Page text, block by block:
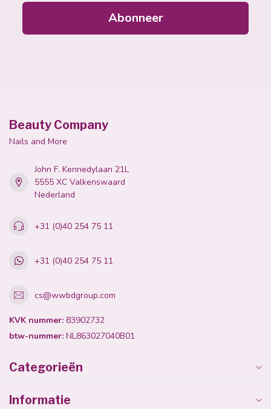
Abonneer
Beauty Company
Nails and More
John F. Kennedylaan 21L
5555 XC Valkenswaard
Nederland
+31 (0)40 254 75 11
+31 (0)40 254 75 11
cs@wwbdgroup.com
KVK nummer: 83902732
btw-nummer: NL863027040B01
Categorieën
Informatie